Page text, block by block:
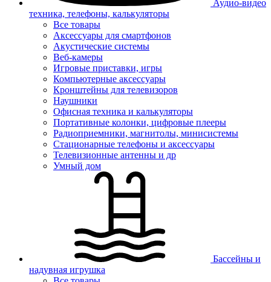
Аудио-видео
техника, телефоны, калькуляторы
Все товары
Аксессуары для смартфонов
Акустические системы
Веб-камеры
Игровые приставки, игры
Компьютерные аксессуары
Кронштейны для телевизоров
Наушники
Офисная техника и калькуляторы
Портативные колонки, цифровые плееры
Радиоприемники, магнитолы, минисистемы
Стационарные телефоны и аксессуары
Телевизионные антенны и др
Умный дом
Бассейны и
надувная игрушка